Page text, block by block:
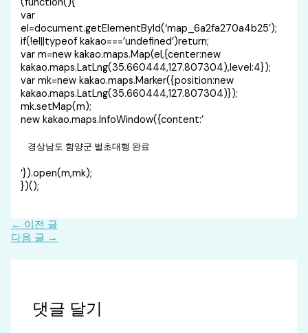
var
el=document.getElementById(‘map_6a2fa270a4b25′);
if(!el||typeof kakao===’undefined’)return;
var m=new kakao.maps.Map(el,{center:new
kakao.maps.LatLng(35.660444,127.807304),level:4});
var mk=new kakao.maps.Marker({position:new
kakao.maps.LatLng(35.660444,127.807304)});
mk.setMap(m);
new kakao.maps.InfoWindow({content:’
경상남도 함양군 벌초대행 완료
‘}).open(m,mk);
})();
← 이전 글
다음 글 →
댓글 달기